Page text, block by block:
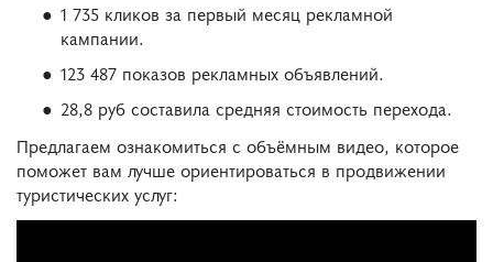
1 735 кликов за первый месяц рекламной
кампании.
123 487 показов рекламных объявлений.
28,8 руб составила средняя стоимость перехода.
Предлагаем ознакомиться с объёмным видео, которое
поможет вам лучше ориентироваться в продвижении
туристических услуг: